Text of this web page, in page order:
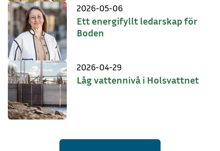
2026-05-06
Ett energifyllt ledarskap för
Boden
2026-04-29
Låg vattennivå i Holsvattnet